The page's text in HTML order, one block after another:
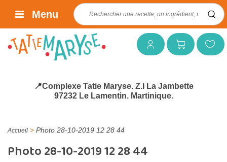
Mon compteMon panierMes favoris
Rechercher :
Menu
📍Complexe Tatie Maryse. Z.I La Jambette
97232 Le Lamentin. Martinique.
Accueil > Photo 28-10-2019 12 28 44
Photo 28-10-2019 12 28 44